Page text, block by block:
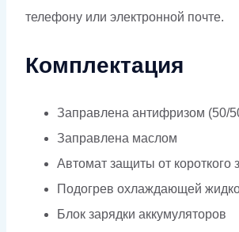
телефону или электронной почте.
Комплектация
Заправлена антифризом (50/
Заправлена маслом
Автомат защиты от короткого
Подогрев охлаждающей
Блок зарядки аккумуляторов